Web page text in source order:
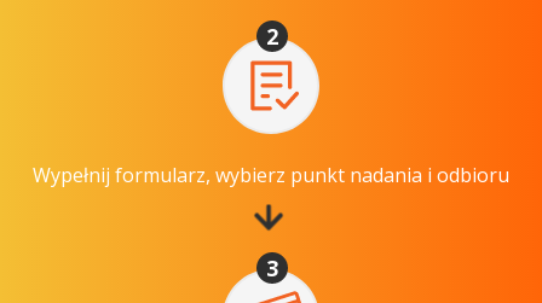
2
Wypełnij formularz, wybierz punkt nadania i odbioru
3